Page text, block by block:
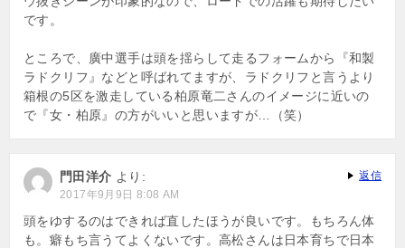
です。
ところで、廣中選手は頭を揺らして走るフォームから『和製
ラドクリフ』などと呼ばれてますが、ラドクリフと言うより
箱根の5区を激走している柏原竜二さんのイメージに近いの
で『女・柏原』の方がいいと思いますが…（笑）
門田洋介 より:
2017年9月9日 8:08 AM
頭をゆするのはできれば直したほうが良いです。もちろん体
も。癖もち言うてよくないです。高松さんは日本育ちで日本
返信